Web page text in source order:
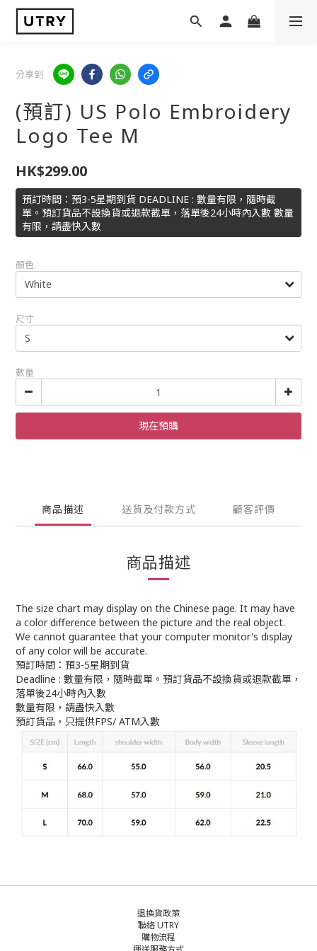
分享到
(預訂) US Polo Embroidery
Logo Tee M
HK$299.00
預訂時間：預3-5星期到貨 DEADLINE : 數量有限，隨時截
單。預訂貨品不設換貨或退款截單，落單後24小時內入數 數量
有限，請盡快入數
顏色
尺寸
數量
現在預購
商品描述 送貨及付款方式 顧客評價
商品描述
The size chart may display on the Chinese page. It may have
a color difference between the picture and the real object.
We cannot guarantee that your computer monitor's display
of any color will be accurate.
預訂時間：預3-5星期到貨
Deadline : 數量有限，隨時截單。預訂貨品不設換貨或退款截單，
落單後24小時內入數
數量有限，請盡快入數
預訂貨品，只提供FPS/ ATM入數
退換貨政策
聯絡 UTRY
購物流程